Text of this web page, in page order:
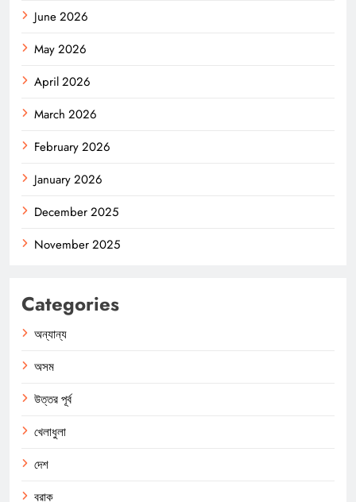
June 2026
May 2026
April 2026
March 2026
February 2026
January 2026
December 2025
November 2025
Categories
অন্যান্য
অসম
উত্তর পূর্ব
খেলাধুলা
দেশ
বরাক